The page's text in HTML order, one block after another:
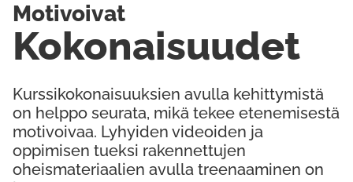
Kurssikokonaisuuksien avulla kehittymistä
on helppo seurata, mikä tekee etenemisestä
motivoivaa. Lyhyiden videoiden ja
oppimisen tueksi rakennettujen
oheismateriaalien avulla treenaaminen on
Kokonaisuudet
Motivoivat